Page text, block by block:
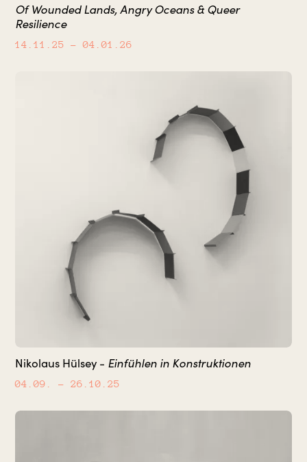
Of Wounded Lands, Angry Oceans & Queer
Resilience
14.11.25 – 04.01.26
Nikolaus Hülsey - Einfühlen in Konstruktionen
04.09. – 26.10.25